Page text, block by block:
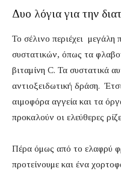
Δυο λόγια για την
Το σέλινο περιέχει μεγάλη
συστατικών, όπως τα
βιταμίνη C. Τα συστατικά
αντιοξειδωτική δράση.
αιμοφόρα αγγεία και τα
προκαλούν οι ελεύθερες
Πέρα όμως από το ελαφρύ
προτείνουμε και ένα